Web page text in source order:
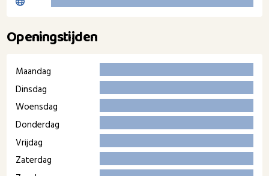
Openingstijden
Maandag
Dinsdag
Woensdag
Donderdag
Vrijdag
Zaterdag